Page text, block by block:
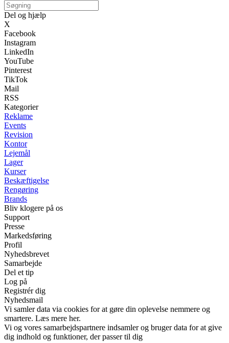
Del og hjælp
X
Facebook
Instagram
LinkedIn
YouTube
Pinterest
TikTok
Mail
RSS
Kategorier
Reklame
Events
Revision
Kontor
Lejemål
Lager
Kurser
Beskæftigelse
Rengøring
Brands
Bliv klogere på os
Support
Presse
Markedsføring
Profil
Nyhedsbrevet
Samarbejde
Del et tip
Log på
Registrér dig
Nyhedsmail
Vi samler data via cookies for at gøre din oplevelse nemmere og
smartere. Læs mere her.
Vi og vores samarbejdspartnere indsamler og bruger data for at give
dig indhold og funktioner, der passer til dig